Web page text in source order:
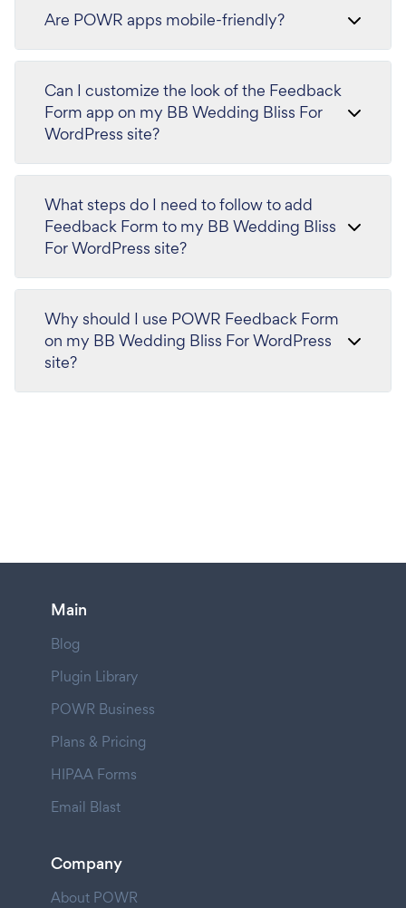
Are POWR apps mobile-friendly?
Can I customize the look of the Feedback
Form app on my BB Wedding Bliss For
WordPress site?
What steps do I need to follow to add
Feedback Form to my BB Wedding Bliss
For WordPress site?
Why should I use POWR Feedback Form
on my BB Wedding Bliss For WordPress
site?
Main
Blog
Plugin Library
POWR Business
Plans & Pricing
HIPAA Forms
Email Blast
Company
About POWR